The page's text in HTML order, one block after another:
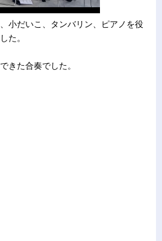
小だいこ、タンバリン、ピアノを役
た。
きた合奏でした。